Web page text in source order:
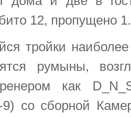
12, пропущено 1.
тройки наиболее
румыны,
как
со сборной